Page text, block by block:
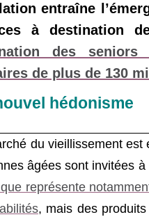
entraîne
à destination
des
de plus de 130
hédonisme
du vieillissement est
âgées sont invitées
représente
, mais des